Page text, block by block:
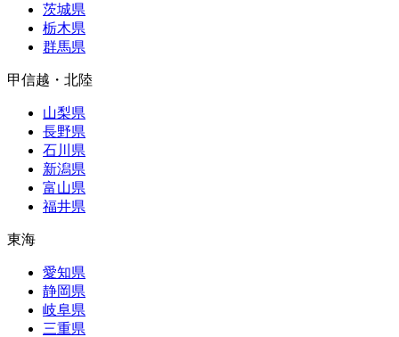
茨城県
栃木県
群馬県
甲信越・北陸
山梨県
長野県
石川県
新潟県
富山県
福井県
東海
愛知県
静岡県
岐阜県
三重県